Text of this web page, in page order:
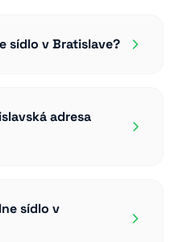
sídlo v Bratislave?
adresa
sídlo v